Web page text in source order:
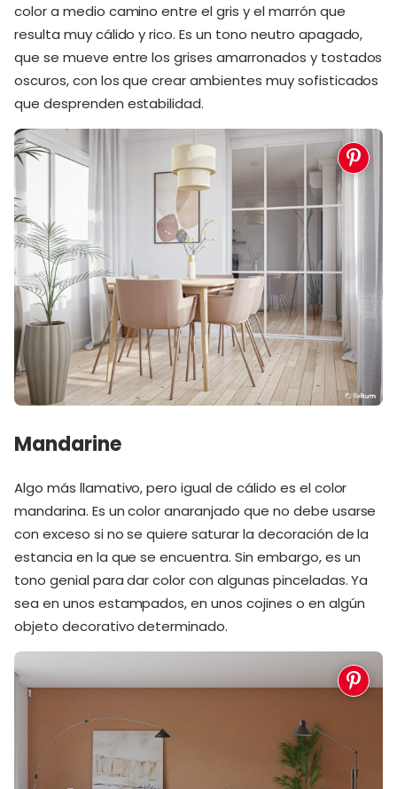
color a medio camino entre el gris y el marrón que
resulta muy cálido y rico. Es un tono neutro apagado,
que se mueve entre los grises amarronados y tostados
oscuros, con los que crear ambientes muy sofisticados
que desprenden estabilidad.
Mandarine
Algo más llamativo, pero igual de cálido es el color
mandarina. Es un color anaranjado que no debe usarse
con exceso si no se quiere saturar la decoración de la
estancia en la que se encuentra. Sin embargo, es un
tono genial para dar color con algunas pinceladas. Ya
sea en unos estampados, en unos cojines o en algún
objeto decorativo determinado.